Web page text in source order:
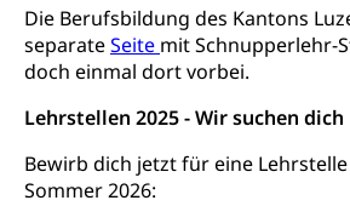
Die Berufsbildung des Kantons
separateSeite mit Schnupperlehr-
doch einmal dort vorbei.
Lehrstellen 2025 - Wir suchen dich
Bewirb dich jetzt für eine
Sommer 2026:
Arbeitslosenversicherung
Invalidenversicherung
Soziale Sicherheit
Drogen (Polizei)
Sucht
Gesundheitsversorgung, Spital,
Ambulant vor stationär, AVOS,
Sozialversicherung,
Pensionskasse, erste Säule, zweite